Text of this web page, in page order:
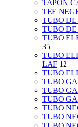
TAPON
TEE
TUBO DE
TUBO DE
TUBO
35
TUBO
LAF 12
TUBO
TUBO
TUBO
TUBO
TUBO
TUBO